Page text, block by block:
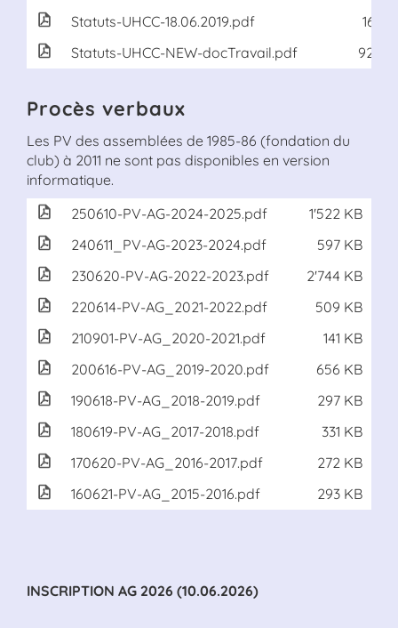
Statuts-UHCC-18.06.2019.pdf
167
Statuts-UHCC-NEW-docTravail.pdf
922
Procès verbaux
Les PV des assemblées de 1985-86 (fondation du
club) à 2011 ne sont pas disponibles en version
informatique.
250610-PV-AG-2024-2025.pdf
1'522 KB
240611_PV-AG-2023-2024.pdf
597 KB
230620-PV-AG-2022-2023.pdf
2'744 KB
220614-PV-AG_2021-2022.pdf
509 KB
210901-PV-AG_2020-2021.pdf
141 KB
200616-PV-AG_2019-2020.pdf
656 KB
190618-PV-AG_2018-2019.pdf
297 KB
180619-PV-AG_2017-2018.pdf
331 KB
170620-PV-AG_2016-2017.pdf
272 KB
160621-PV-AG_2015-2016.pdf
293 KB
INSCRIPTION AG 2026 (10.06.2026)